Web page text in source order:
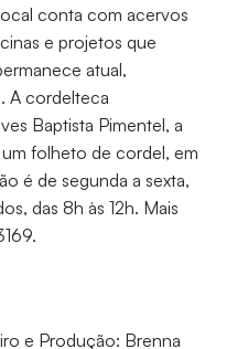
conta com acervos
e projetos que
atual,
A cordelteca
Baptista Pimentel, a
folheto de cordel, em
é de segunda a sexta,
das 8h às 12h. Mais
e Produção: Brenna